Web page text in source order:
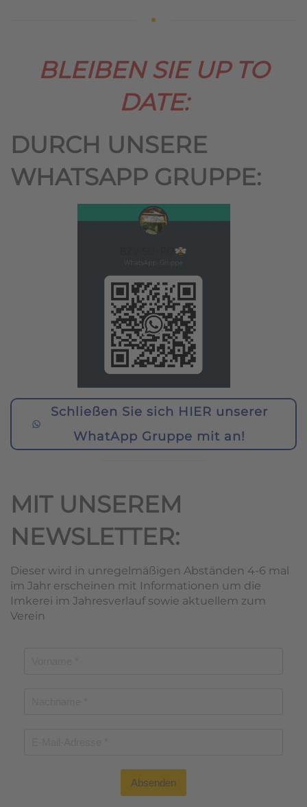
BLEIBEN SIE UP TO
DATE:
DURCH UNSERE
WHATSAPP GRUPPE:
Schließen Sie sich HIER unserer
WhatApp Gruppe mit an!
MIT UNSEREM
NEWSLETTER:
Dieser wird in unregelmäßigen Abständen 4-6 mal
im Jahr erscheinen mit Informationen um die
Imkerei im Jahresverlauf sowie aktuellem zum
Verein
Absenden